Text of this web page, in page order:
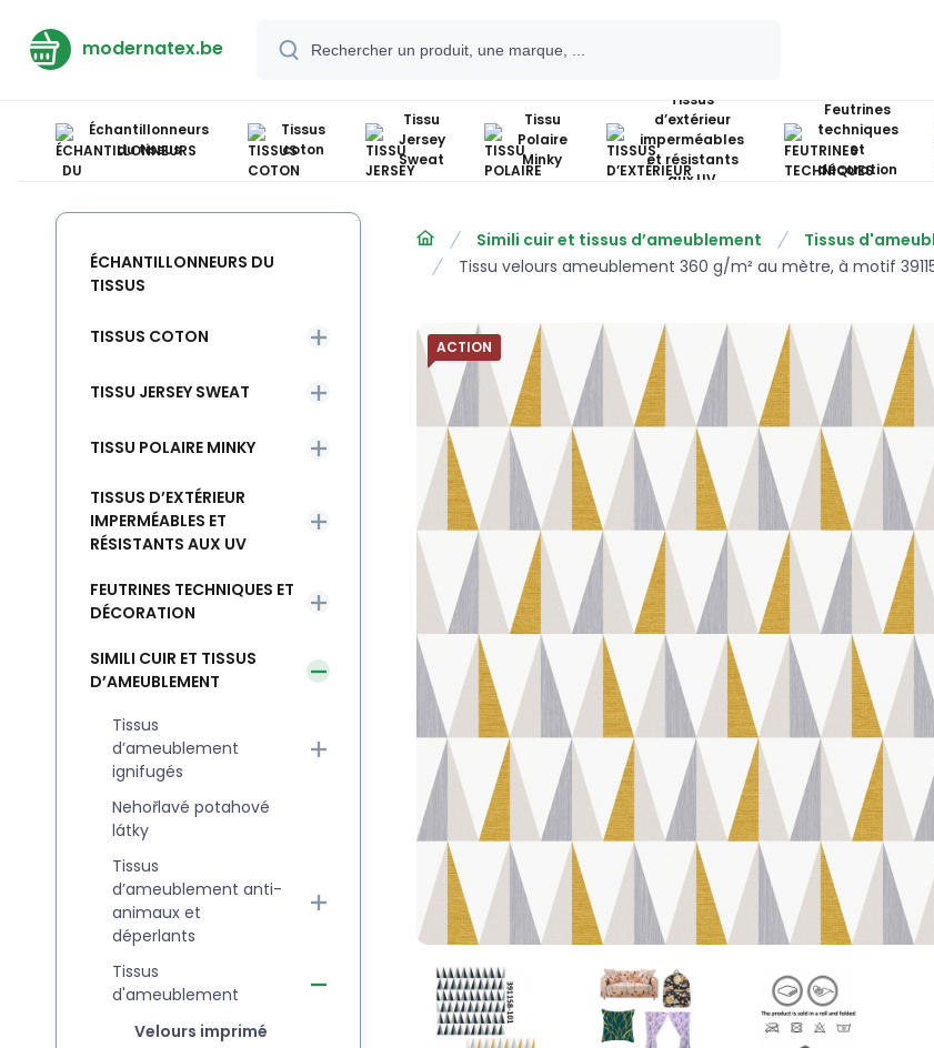
modernatex.be
Échantillonneurs
du tissus
Tissus
coton
Tissu
Jersey
Sweat
Tissu
Polaire
Minky
Tissus
d’extérieur
imperméables
et résistants
aux UV
Feutrines
techniques
et
décoration
Simili cuir et tissus d’ameublement Tissus
Tissu velours ameublement 360 g/m² au mètre, à motif
ACTION
ÉCHANTILLONNEURS DU
TISSUS
TISSUS COTON
TISSU JERSEY SWEAT
TISSU POLAIRE MINKY
TISSUS D’EXTÉRIEUR
IMPERMÉABLES ET
RÉSISTANTS AUX UV
FEUTRINES TECHNIQUES ET
DÉCORATION
SIMILI CUIR ET TISSUS
D’AMEUBLEMENT
Tissus
d’ameublement
ignifugés
Nehořlavé potahové
látky
Tissus
d’ameublement anti-
animaux et
déperlants
Tissus
d'ameublement
Velours imprimé